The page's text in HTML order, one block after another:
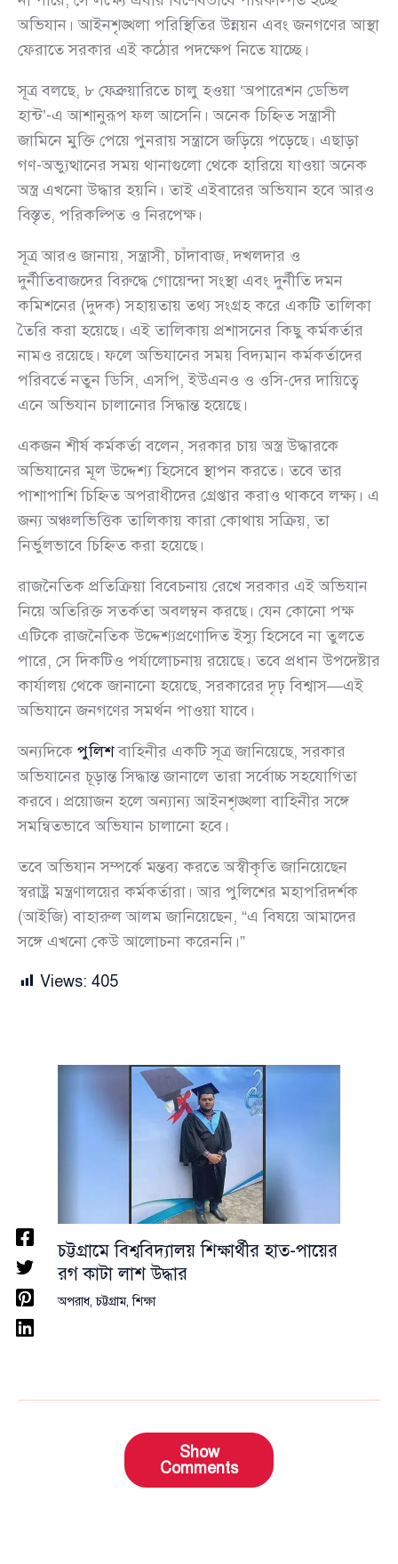
অভিযান। আইনশৃঙ্খলা পরিস্থিতির উন্নয়ন এবং জনগণের আস্থা
ফেরাতে সরকার এই কঠোর পদক্ষেপ নিতে যাচ্ছে।
সূত্র বলছে, ৮ ফেব্রুয়ারিতে চালু হওয়া ‘অপারেশন ডেভিল
হান্ট’-এ আশানুরূপ ফল আসেনি। অনেক চিহ্নিত সন্ত্রাসী
জামিনে মুক্তি পেয়ে পুনরায় সন্ত্রাসে জড়িয়ে পড়েছে। এছাড়া
গণ-অভ্যুত্থানের সময় থানাগুলো থেকে হারিয়ে যাওয়া অনেক
অস্ত্র এখনো উদ্ধার হয়নি। তাই এইবারের অভিযান হবে আরও
বিস্তৃত, পরিকল্পিত ও নিরপেক্ষ।
সূত্র আরও জানায়, সন্ত্রাসী, চাঁদাবাজ, দখলদার ও
দুর্নীতিবাজদের বিরুদ্ধে গোয়েন্দা সংস্থা এবং দুর্নীতি দমন
কমিশনের (দুদক) সহায়তায় তথ্য সংগ্রহ করে একটি তালিকা
তৈরি করা হয়েছে। এই তালিকায় প্রশাসনের কিছু কর্মকর্তার
নামও রয়েছে। ফলে অভিযানের সময় বিদ্যমান কর্মকর্তাদের
পরিবর্তে নতুন ডিসি, এসপি, ইউএনও ও ওসি-দের দায়িত্বে
এনে অভিযান চালানোর সিদ্ধান্ত হয়েছে।
একজন শীর্ষ কর্মকর্তা বলেন, সরকার চায় অস্ত্র উদ্ধারকে
অভিযানের মূল উদ্দেশ্য হিসেবে স্থাপন করতে। তবে তার
পাশাপাশি চিহ্নিত অপরাধীদের গ্রেপ্তার করাও থাকবে লক্ষ্য। এ
জন্য অঞ্চলভিত্তিক তালিকায় কারা কোথায় সক্রিয়, তা
নির্ভুলভাবে চিহ্নিত করা হয়েছে।
রাজনৈতিক প্রতিক্রিয়া বিবেচনায় রেখে সরকার এই অভিযান
নিয়ে অতিরিক্ত সতর্কতা অবলম্বন করছে। যেন কোনো পক্ষ
এটিকে রাজনৈতিক উদ্দেশ্যপ্রণোদিত ইস্যু হিসেবে না তুলতে
পারে, সে দিকটিও পর্যালোচনায় রয়েছে। তবে প্রধান উপদেষ্টার
কার্যালয় থেকে জানানো হয়েছে, সরকারের দৃঢ় বিশ্বাস—এই
অভিযানে জনগণের সমর্থন পাওয়া যাবে।
অন্যদিকে পুলিশবাহিনীর একটি সূত্র জানিয়েছে, সরকার
অভিযানের চূড়ান্ত সিদ্ধান্ত জানালে তারা সর্বোচ্চ সহযোগিতা
করবে। প্রয়োজন হলে অন্যান্য আইনশৃঙ্খলা বাহিনীর সঙ্গে
সমন্বিতভাবে অভিযান চালানো হবে।
তবে অভিযান সম্পর্কে মন্তব্য করতে অস্বীকৃতি জানিয়েছেন
স্বরাষ্ট্র মন্ত্রণালয়ের কর্মকর্তারা। আর পুলিশের মহাপরিদর্শক
(আইজি) বাহারুল আলম জানিয়েছেন, “এ বিষয়ে আমাদের
সঙ্গে এখনো কেউ আলোচনা করেননি।”
Views: 405
চট্টগ্রামে বিশ্ববিদ্যালয় শিক্ষার্থীর হাত-পায়ের
রগ কাটা লাশ উদ্ধার
অপরাধ,চট্টগ্রাম,শিক্ষা
Show
Comments